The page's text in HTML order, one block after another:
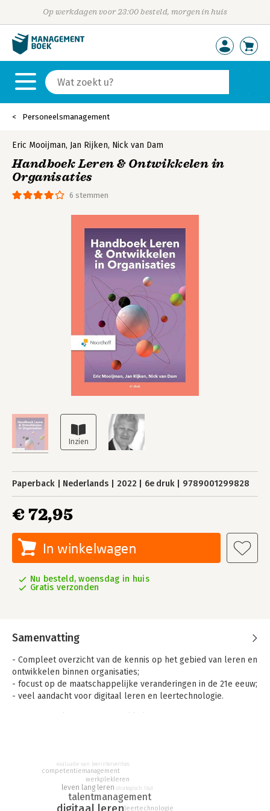
Op werkdagen voor 23:00 besteld, morgen in huis
Personeelsmanagement
6 stemmen
Eric Mooijman, Jan Rijken, Nick van Dam
Handboek Leren & Ontwikkelen in
Organisaties
Paperback Nederlands 2022 6e druk 9789001299828
€ 72,95
In winkelwagen
Nu besteld, woensdag in huis
Gratis verzonden
Samenvatting
- Compleet overzicht van de kennis op het gebied van leren en
ontwikkelen binnen organisaties;
- focust op de maatschappelijke veranderingen in de 21e eeuw;
- veel aandacht voor digitaal leren en leertechnologie.
inrichten en leiden van een opleidingsafdeling of corporate
Voor ieder L&D-onderwerp worden minstens twee actuele
talentmanagement
leven lang leren
werkplekleren
competentiemanagement
leertechnologie
strategisch l&d
evaluatie van leerinterventies